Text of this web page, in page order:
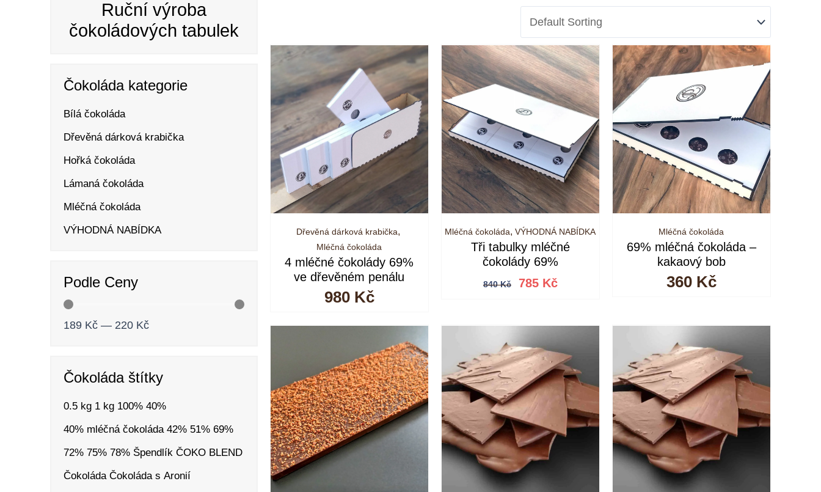
Ruční výroba
čokoládových tabulek
Čokoláda kategorie
Bílá čokoláda
Dřevěná dárková krabička
Hořká čokoláda
Lámaná čokoláda
Mléčná čokoláda
VÝHODNÁ NABÍDKA
Podle Ceny
189 Kč — 220 Kč
Čokoláda štítky
0.5 kg 1 kg 100% 40%
40% mléčná čokoláda 42% 51% 69%
72% 75% 78% Špendlík ČOKO BLEND
Čokoláda Čokoláda s Aronií
Dřevěná dárková krabička,
Mléčná čokoláda
4 mléčné čokolády 69%
ve dřevěném penálu
980 Kč
Mléčná čokoláda,VÝHODNÁ NABÍDKA
Tři tabulky mléčné
čokolády 69%
840Kč
Původní
cena
840 Kč.
785 KčAktuální
cena
785 Kč.
Mléčná čokoláda
69% mléčná čokoláda –
kakaový bob
360 Kč